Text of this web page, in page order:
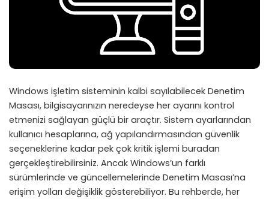
Windows işletim sisteminin kalbi sayılabilecek Denetim
Masası, bilgisayarınızın neredeyse her ayarını kontrol
etmenizi sağlayan güçlü bir araçtır. Sistem ayarlarından
kullanıcı hesaplarına, ağ yapılandırmasından güvenlik
seçeneklerine kadar pek çok kritik işlemi buradan
gerçekleştirebilirsiniz. Ancak Windows’un farklı
sürümlerinde ve güncellemelerinde Denetim Masası’na
erişim yolları değişiklik gösterebiliyor. Bu rehberde, her